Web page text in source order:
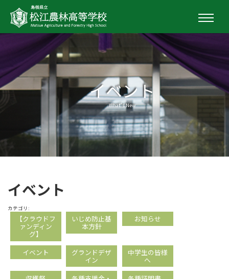
イベント
What's New
イベント
カテゴリ:
【クラウドフ
ァンディン
グ】
いじめ防止基
本方針
お知らせ
イベント グランドデザ
イン
中学生の皆様
へ